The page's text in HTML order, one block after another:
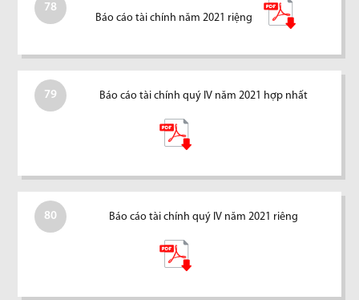
78
Báo cáo tài chính năm 2021 riệng
79 Báo cáo tài chính quý IV năm 2021 hợp nhất
80 Báo cáo tài chính quý IV năm 2021 riêng